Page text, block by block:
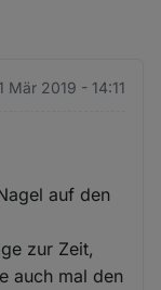
Mär 2019 - 14:11
auf den
zur Zeit,
auch mal den